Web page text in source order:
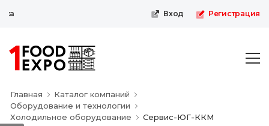
Первая пищевая онлайн-
Вход Регистрация
Главная
Каталог компаний
Оборудование и технологии
Холодильное оборудование
Сервис-ЮГ-ККМ